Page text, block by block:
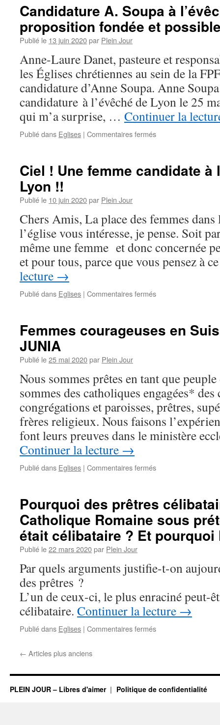
exiger
la
tenue
Candidature A. Soupa à
proposition fondée et
Publié le 13 juin 2020par Plein Jour
Anne-Laure Danet, pasteure et
les Églises chrétiennes au sein de la
candidature d’Anne Soupa. Anne
candidature à l’évêché de Lyon le 25
qui m’a surprise, … Continuer la
Publié dans Eglises | Commentaires ferméssur
à
proposition
fondée
possible
Ciel ! Une femme candidate à
Lyon !!
Publié le 10 juin 2020par Plein Jour
Chers Amis, La place des femmes dans
l’église vous intéresse, je pense. Soit
même une femme et donc concernée
et pour tous, parce que vous pensez à
lecture →
Publié dans Eglises | Commentaires ferméssur
candidate
Femmes courageuses en
JUNIA
Publié le25 mai 2020par Plein Jour
Nous sommes prêtes en tant que
sommes des catholiques engagées*
congrégations et paroisses, prêtres,
frères religieux. Nous faisons
font leurs preuves dans le ministère
Continuer la lecture →
Publié dans Eglises | Commentaires ferméssur
Suisse :
Initiative
JUNIA
Pourquoi des prêtres
Catholique Romaine sous
était célibataire ? Et pourquoi
Publié le22 mars 2020par Plein Jour
Par quels arguments justifie-t-on
des prêtres ?
L’un de ceux-ci, le plus enraciné peut-
célibataire. Continuer la lecture →
Publié dans Eglises | Commentaires ferméssur
dans
l’Eglise
← Articles plus anciens
PLEIN JOUR – Libres d'aimer Politique de confidentialité